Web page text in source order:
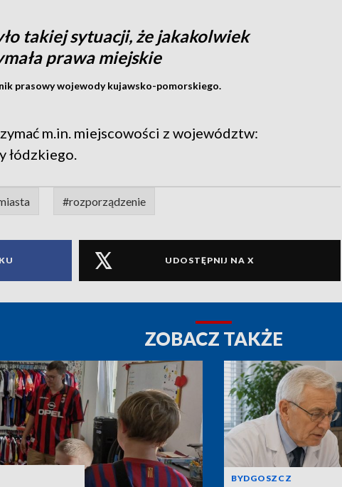
takiej sytuacji, że jakakolwiek
prawa miejskie
prasowy wojewody kujawsko-pomorskiego.
m.in. miejscowości z województw:
łódzkiego.
#rozporządzenie
UDOSTĘPNIJ NA X
ZOBACZ TAKŻE
BYDGOSZCZ